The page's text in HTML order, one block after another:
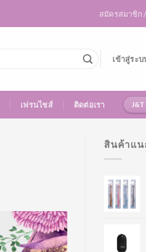
สมัครสมาชิก
เข้าสู่ระบ
เฟรนไชส์ ติดต่อเรา J&T
สินค้าแน